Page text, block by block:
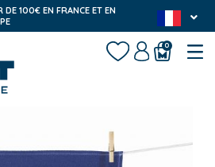
100€ EN FRANCE ET EN
0